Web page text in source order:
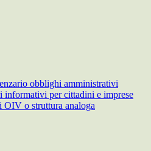
obblighi amministrativi
informativi per cittadini e imprese
OIV o struttura analoga